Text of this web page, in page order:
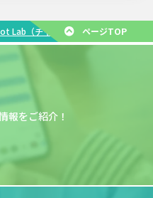
Lab（チャットボットラボ）
ページTOP
報をご紹介！